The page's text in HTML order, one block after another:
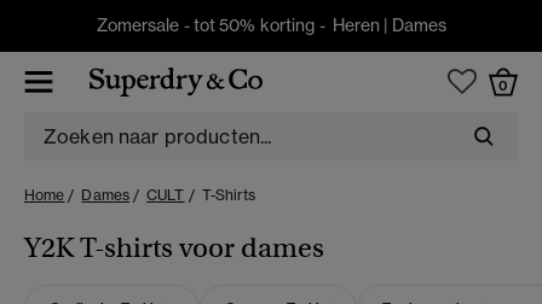
Zomersale - tot 50% korting - Heren | Dames
0
Home Dames CULT T-Shirts
Y2K T-shirts voor dames